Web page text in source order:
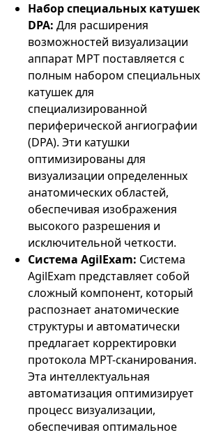
Набор специальных катушек
DPA: Для расширения
возможностей визуализации
аппарат МРТ поставляется с
полным набором специальных
катушек для
специализированной
периферической ангиографии
(DPA). Эти катушки
оптимизированы для
визуализации определенных
анатомических областей,
обеспечивая изображения
высокого разрешения и
исключительной четкости.
Система AgilExam: Система
AgilExam представляет собой
сложный компонент, который
распознает анатомические
структуры и автоматически
предлагает корректировки
протокола МРТ-сканирования.
Эта интеллектуальная
автоматизация оптимизирует
процесс визуализации,
обеспечивая оптимальное